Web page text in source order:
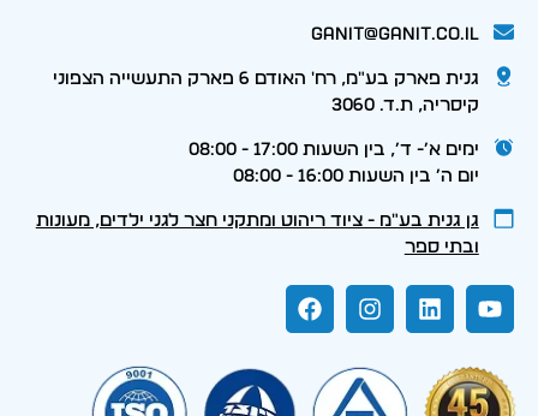
ganit@ganit.co.il
גנית פארק בע"מ, רח' האודם 6 פארק התעשייה הצפוני
קיסריה, ת.ד. 3060
ימים א׳- ד׳, בין השעות 17:00 - 08:00
יום ה׳ בין השעות 16:00 - 08:00
גן גנית בע״מ - ציוד ריהוט ומתקני חצר לגני ילדים, מעונות
ובתי ספר